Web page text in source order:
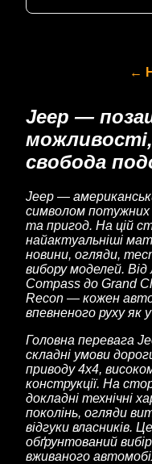
←
Jeep —
можливості,
свобода
Jeep —
символом потужних
та пригод. На цій
найактуальніші
новини, огляди,
вибору моделей. Від
Compass до Grand
Recon — кожен
впевненого руху як
Головна перевага
складні умови
приводу 4x4,
конструкції. На
докладні технічні
поколінь, огляди
відгуки власників.
обґрунтований
вживаного